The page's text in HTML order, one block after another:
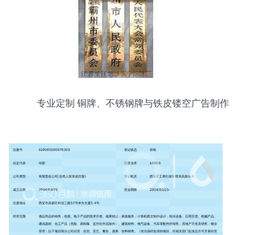
专业定制 铜牌、不锈钢牌与铁皮镂空广告制作